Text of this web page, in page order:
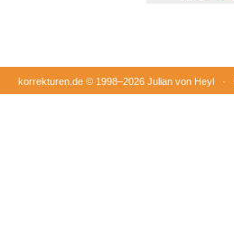
korrekturen.de © 1998–2026 Julian von Heyl ·